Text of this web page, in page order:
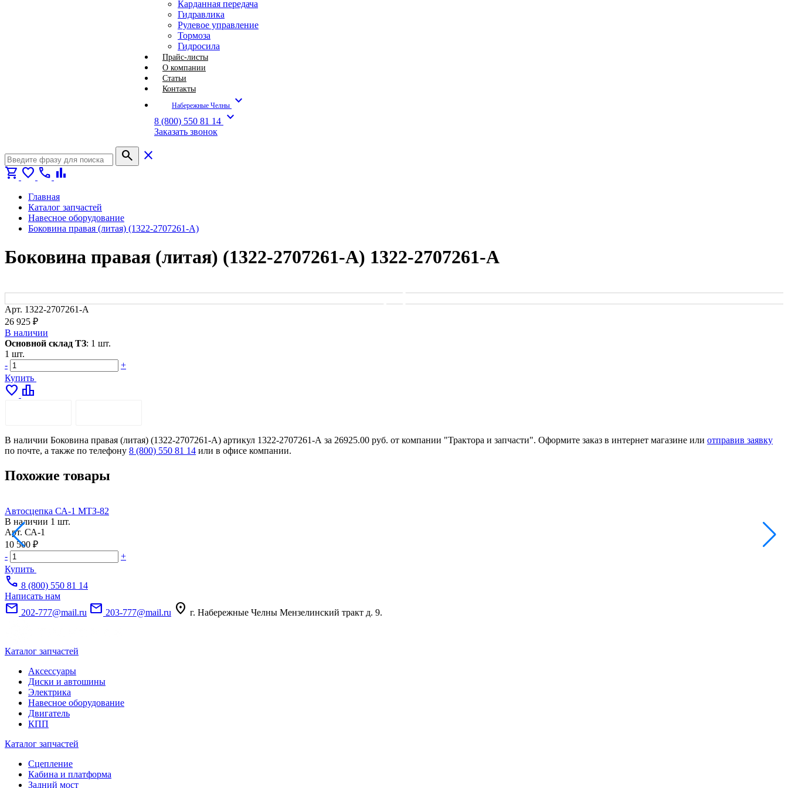
Карданная передача
Гидравлика
Рулевое управление
Тормоза
Гидросила
Прайс-листы
О компании
Статьи
Контакты
Набережные Челны expand_more
8 (800) 550 81 14 expand_more
Заказать звонок
search
close
shopping_cart favorite call bar_chart
Главная
Каталог запчастей
Навесное оборудование
Боковина правая (литая) (1322-2707261-А)
Боковина правая (литая) (1322-2707261-А) 1322-2707261-А
Арт. 1322-2707261-А
26 925 ₽
В наличии
Основной склад ТЗ: 1 шт.
1 шт.
-
+
Купить
favorite leaderboard
В наличии Боковина правая (литая) (1322-2707261-А) артикул 1322-2707261-А за 26925.00 руб. от компании "Трактора и запчасти". Оформите заказ в интернет магазине или отправив заявку
по почте, а также по телефону 8 (800) 550 81 14 или в офисе компании.
Похожие товары
Автосцепка СА-1 МТЗ-82
В наличии 1 шт.
Арт. СА-1
10 500 ₽
-
+
Купить
call 8 (800) 550 81 14
Написать нам
mail 202-777@mail.ru mail 203-777@mail.ru location_on г. Набережные Челны Мензелинский тракт д. 9.
Каталог запчастей
Аксессуары
Диски и автошины
Электрика
Навесное оборудование
Двигатель
КПП
Каталог запчастей
Сцепление
Кабина и платформа
Задний мост